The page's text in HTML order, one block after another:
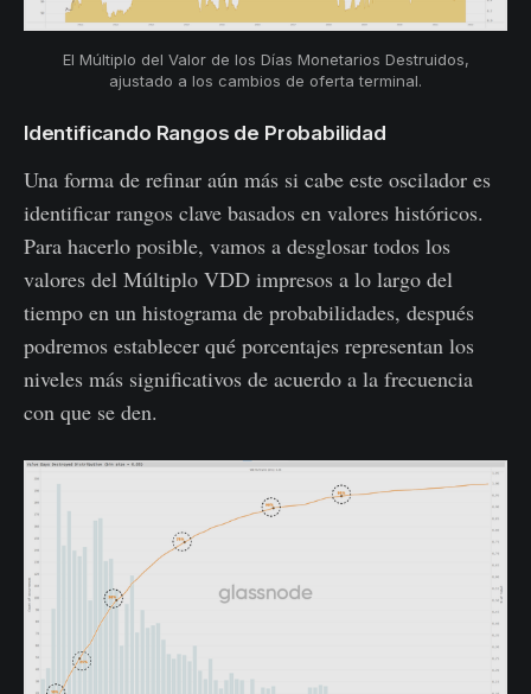
El Múltiplo del Valor de los Días Monetarios Destruidos,
ajustado a los cambios de oferta terminal.
Identificando Rangos de Probabilidad
Una forma de refinar aún más si cabe este oscilador es
identificar rangos clave basados en valores históricos.
Para hacerlo posible, vamos a desglosar todos los
valores del Múltiplo VDD impresos a lo largo del
tiempo en un histograma de probabilidades, después
podremos establecer qué porcentajes representan los
niveles más significativos de acuerdo a la frecuencia
con que se den.